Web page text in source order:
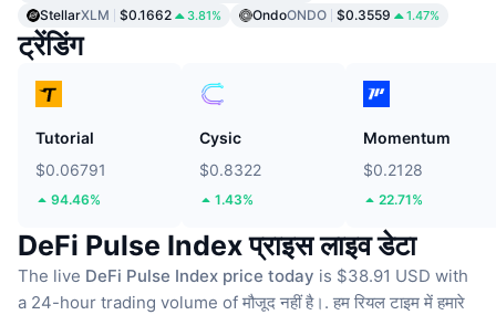
StellarXLM $0.1662 3.81% OndoONDO $0.3559 1.47%
ट्रेंडिंग
Tutorial
$0.06791
94.46%
Cysic
$0.8322
1.43%
Momentum
$0.2128
22.71%
DeFi Pulse Index प्राइस लाइव डेटा
The live DeFi Pulse Index price today is $38.91 USD with
a 24-hour trading volume of मौजूद नहीं है।. हम रियल टाइम में हमारे